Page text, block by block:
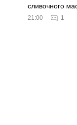
сливочного
21:00 1